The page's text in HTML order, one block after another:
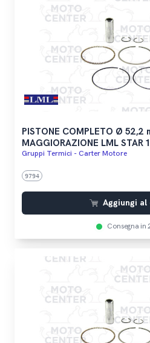
PISTONE COMPLETO Ø 52,2
MAGGIORAZIONE LML STAR
Gruppi Termici - Carter Motore
9794
Aggiungi
Consegna in